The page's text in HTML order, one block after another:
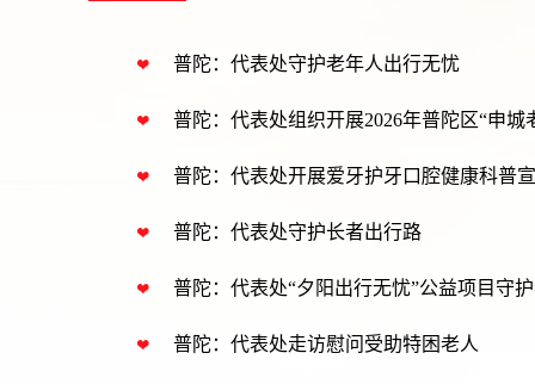
普陀：代表处守护老年人出行无忧
普陀：代表处组织开展2026年普陀区“申城
普陀：代表处开展爱牙护牙口腔健康科普
普陀：代表处守护长者出行路
普陀：代表处“夕阳出行无忧”公益项目守
普陀：代表处走访慰问受助特困老人